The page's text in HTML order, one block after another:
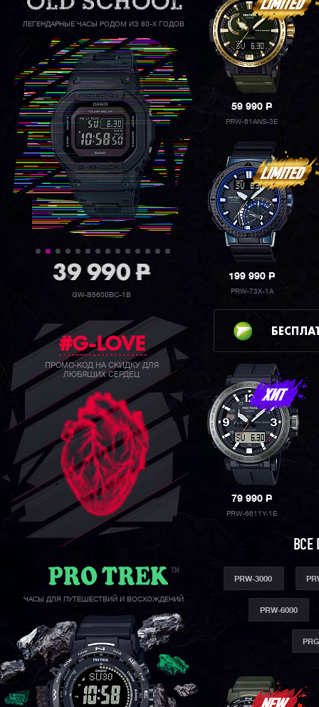
ЛЕГЕНДАРНЫЕ ЧАСЫ РОДОМ ИЗ 80-Х ГОДОВ
39 990P
GW-B5600BC-1B
#G-LOVE
ПРОМО-КОД НА СКИДКУ ДЛЯ
ЛЮБЯЩИХ СЕРДЕЦ
ЧАСЫ ДЛЯ ПУТЕШЕСТВИЙ И ВОСХОЖДЕНИЙ
59 990P
PRW-61ANS-3E
199 990P
PRW-73X-1A
79 990P
PRW-6611Y-1E
ВСЕ
PRW-3000
PRW-6000